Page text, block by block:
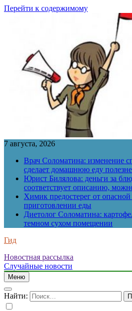
Перейти к содержимому
7 августа, 2026
Врач Соломатина: изменение
сделает домашнюю еду
Юрист Билялова: деньги за
соответствует описанию,
Химик предостерег от
приготовлении еды
Диетолог Соломатина:
темном сухом помещении
Гид
Новостная рассылка
Случайные новости
Меню
Найти: